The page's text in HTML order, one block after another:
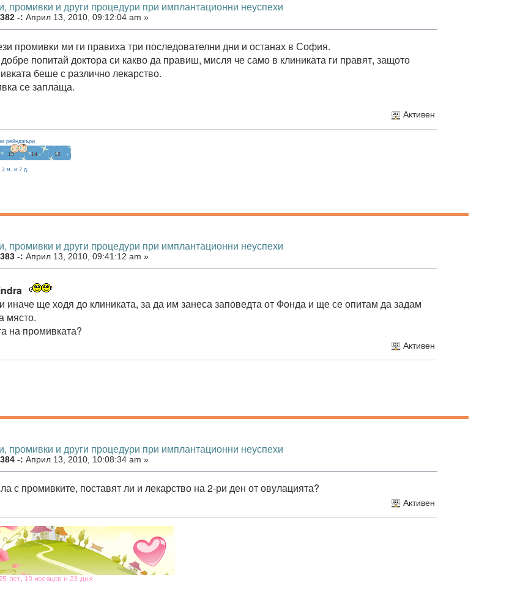
промивки и други процедури при имплантационни неуспехи
-: Април 13, 2010, 09:12:04 am »
промивки ми ги правиха три последователни дни и останах в София.
попитай доктора си какво да правиш, мисля че само в клиниката ги правят, защото
беше с различно лекарство.
се заплаща.
Активен
промивки и други процедури при имплантационни неуспехи
-: Април 13, 2010, 09:41:12 am »
иначе ще ходя до клиниката, за да им занеса заповедта от Фонда и ще се опитам да задам
място.
на промивката?
Активен
промивки и други процедури при имплантационни неуспехи
-: Април 13, 2010, 10:08:34 am »
с промивките, поставят ли и лекарство на 2-ри ден от овулацията?
Активен